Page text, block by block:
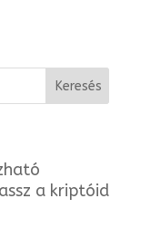
a kriptóid